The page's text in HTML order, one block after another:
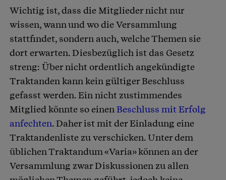
Wichtig ist, dass die Mitglieder nicht nur
wissen, wann und wo die Versammlung
stattfindet, sondern auch, welche Themen sie
dort erwarten. Diesbezüglich ist das Gesetz
streng: Über nicht ordentlich angekündigte
Traktanden kann kein gültiger Beschluss
gefasst werden. Ein nicht zustimmendes
Mitglied könnte so einenBeschluss mit Erfolg
anfechten. Daher ist mit der Einladung eine
Traktandenliste zu verschicken. Unter dem
üblichen Traktandum «Varia» können an der
Versammlung zwar Diskussionen zu allen